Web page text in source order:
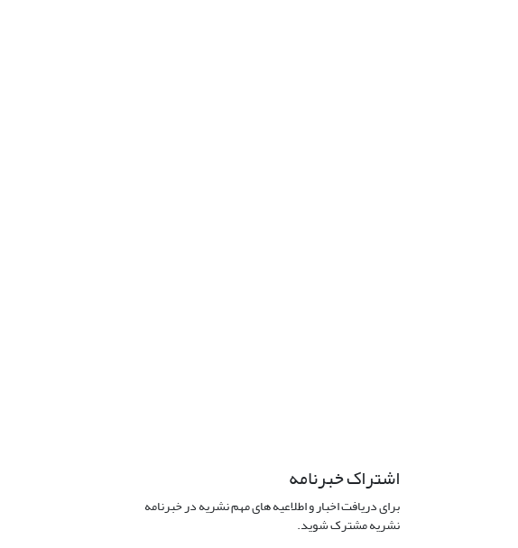
اشتراک خبرنامه
برای دریافت اخبار و اطلاعیه های مهم نشریه در خبرنامه
نشریه مشترک شوید.